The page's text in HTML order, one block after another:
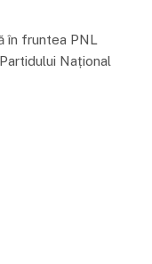
în fruntea PNL
Național